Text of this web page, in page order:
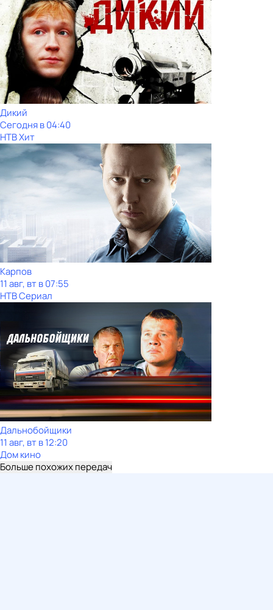
Дикий
Сегодня в 04:40
НТВ Хит
Карпов
11 авг, вт в 07:55
НТВ Сериал
Дальнобойщики
11 авг, вт в 12:20
Дом кино
Больше похожих передач